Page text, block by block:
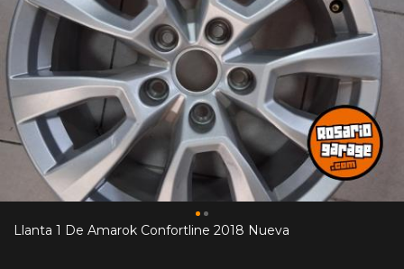
Llanta 1 De Amarok Confortline 2018 Nueva